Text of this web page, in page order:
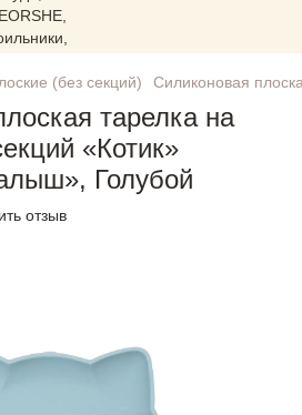
(без секций) Силиконовая
тарелка на
«Котик»
Голубой
отзыв